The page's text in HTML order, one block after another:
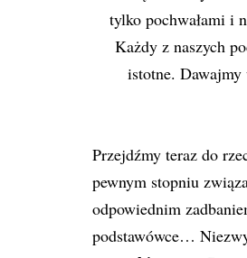
tylko pochwałami i
Każdy z naszych
istotne. Dawajmy
Przejdźmy teraz do
pewnym stopniu
odpowiednim
podstawówce…